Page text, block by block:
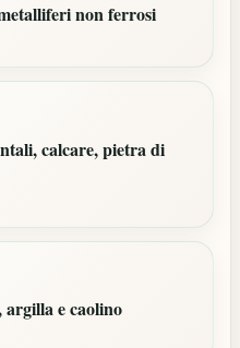
non ferrosi
calcare, pietra di
e caolino